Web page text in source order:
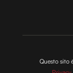
con altre
raccolto dal tuo
Questo sito